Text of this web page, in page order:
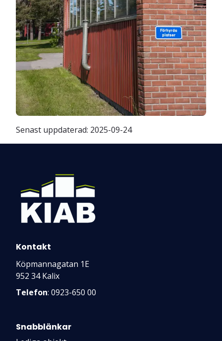
Senast uppdaterad: 2025-09-24
Kontakt
Köpmannagatan 1E
952 34 Kalix
Telefon: 0923-650 00
Snabblänkar